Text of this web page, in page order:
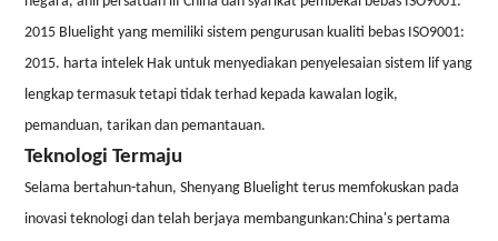
2015 Bluelight yang memiliki sistem pengurusan kualiti bebas ISO9001:
2015. harta intelek Hak untuk menyediakan penyelesaian sistem lif yang
lengkap termasuk tetapi tidak terhad kepada kawalan logik,
pemanduan, tarikan dan pemantauan.
Teknologi Termaju
Selama bertahun-tahun, Shenyang Bluelight terus memfokuskan pada
inovasi teknologi dan telah berjaya membangunkan:China's pertama